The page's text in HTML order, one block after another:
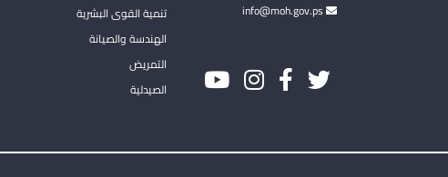
تنمية القوى البشرية
الهندسة والصيانة
التمريض
الصيدلية